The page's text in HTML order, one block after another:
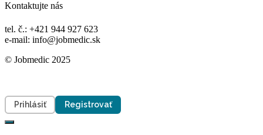
Kontaktujte nás
tel. č.: +421 944 927 623
e-mail: info@jobmedic.sk
© Jobmedic 2025
Prihlásiť Registrovať